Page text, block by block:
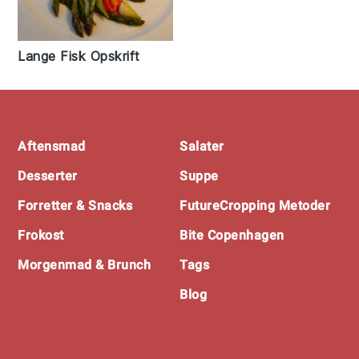
Lange Fisk Opskrift
Footer
Aftensmad
Desserter
Forretter & Snacks
Frokost
Morgenmad & Brunch
Salater
Suppe
FutureCropping Metoder
Bite Copenhagen
Tags
Blog